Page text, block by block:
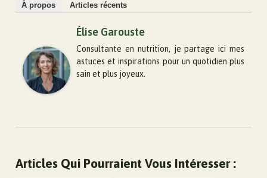
À propos Articles récents
Élise Garouste
Consultante en nutrition, je partage ici mes
astuces et inspirations pour un quotidien plus
sain et plus joyeux.
Articles Qui Pourraient Vous Intéresser :